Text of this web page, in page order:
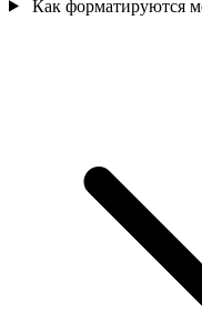
Как форматируются